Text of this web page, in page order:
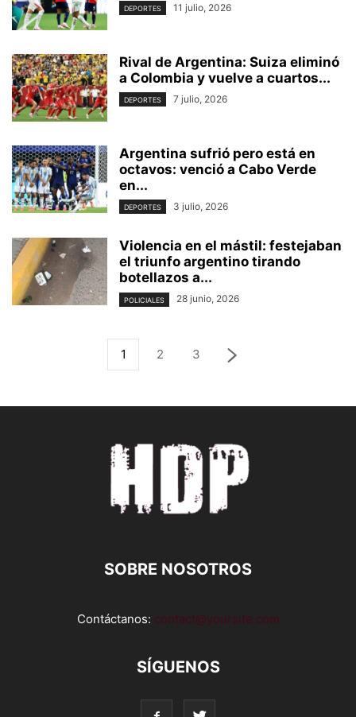
DEPORTES 11 julio, 2026
Rival de Argentina: Suiza eliminó
a Colombia y vuelve a cuartos...
DEPORTES 7 julio, 2026
Argentina sufrió pero está en
octavos: venció a Cabo Verde
en...
DEPORTES 3 julio, 2026
Violencia en el mástil: festejaban
el triunfo argentino tirando
botellazos a...
POLICIALES 28 junio, 2026
1 2 3
SOBRE NOSOTROS
Contáctanos: contact@yoursite.com
SÍGUENOS